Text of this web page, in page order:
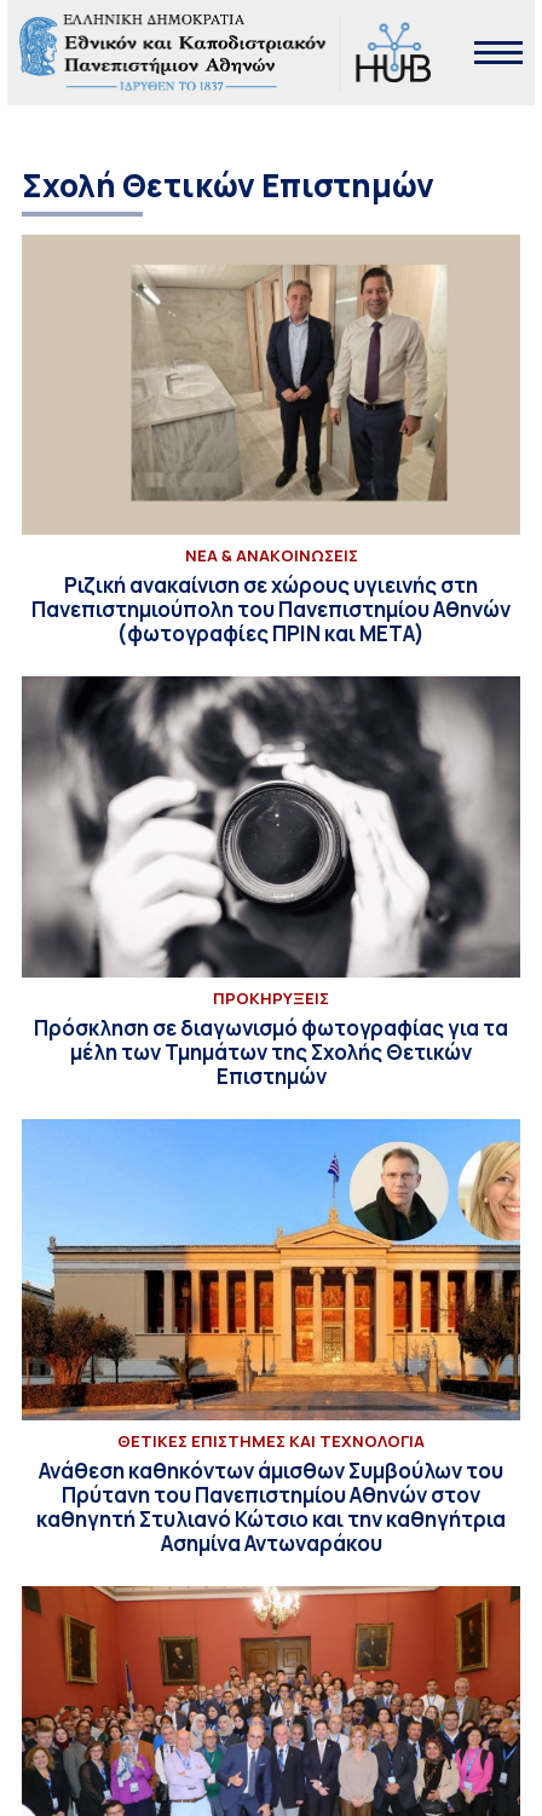
Σχολή Θετικών Επιστημών
ΝΕΑ & ΑΝΑΚΟΙΝΩΣΕΙΣ
Ριζική ανακαίνιση σε χώρους υγιεινής στη
Πανεπιστημιούπολη του Πανεπιστημίου Αθηνών
(φωτογραφίες ΠΡΙΝ και ΜΕΤΑ)
ΠΡΟΚΗΡΥΞΕΙΣ
Πρόσκληση σε διαγωνισμό φωτογραφίας για τα
μέλη των Τμημάτων της Σχολής Θετικών
Επιστημών
ΘΕΤΙΚΕΣ ΕΠΙΣΤΗΜΕΣ ΚΑΙ ΤΕΧΝΟΛΟΓΙΑ
Ανάθεση καθηκόντων άμισθων Συμβούλων του
Πρύτανη του Πανεπιστημίου Αθηνών στον
καθηγητή Στυλιανό Κώτσιο και την καθηγήτρια
Ασημίνα Αντωναράκου